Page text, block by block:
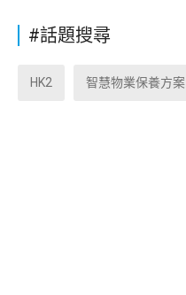
#話題搜尋
HK2 智慧物業保養方案